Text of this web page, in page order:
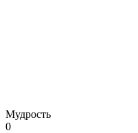
Мудрость
0